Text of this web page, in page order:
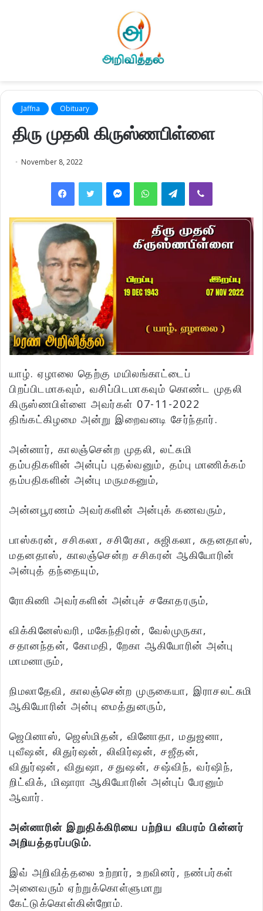
Jaffna Obituary
திரு முதலி கிருஸ்ணபிள்ளை
November 8, 2022
FacebookTwitter MessengerWhatsAppTelegramViber
யாழ். ஏழாலை தெற்கு மயிலங்காட்டைப்
பிறப்பிடமாகவும், வசிப்பிடமாகவும் கொண்ட முதலி
கிருஸ்ணபிள்ளை அவர்கள் 07-11-2022
திங்கட்கிழமை அன்று இறைவனடி சேர்ந்தார்.
அன்னார், காலஞ்சென்ற முதலி, லட்சுமி
தம்பதிகளின் அன்புப் புதல்வனும், தம்பு மாணிக்கம்
தம்பதிகளின் அன்பு மருமகனும்,
அன்னபூரணம் அவர்களின் அன்புக் கணவரும்,
பாஸ்கரன், சசிகலா, சசிரேகா, சுஜிகலா, சுதனதாஸ்,
மதனதாஸ், காலஞ்சென்ற சசிகரன் ஆகியோரின்
அன்புத் தந்தையும்,
ரோகிணி அவர்களின் அன்புச் சகோதரரும்,
விக்கினேஸ்வரி, மகேந்திரன், வேல்முருகா,
சதானந்தன், கோமதி, றேகா ஆகியோரின் அன்பு
மாமனாரும்,
நிமலாதேவி, காலஞ்சென்ற முருகையா, இராசலட்சுமி
ஆகியோரின் அன்பு மைத்துனரும்,
ஜெபினாஸ், ஜெஸ்மிதன், வினோதா, மதுஜனா,
புவீஷன், லிதுர்ஷன், லிவிர்ஷன், சஜீதன்,
விதுர்ஷன், விதுஷா, சதுஷன், சஷ்விந், வர்ஷிந்,
றிட்விக், மிஷாரா ஆகியோரின் அன்புப் பேரனும்
ஆவார்.
அன்னாரின் இறுதிக்கிரியை பற்றிய விபரம் பின்னர்
அறியத்தரப்படும்.
இவ் அறிவித்தலை உற்றார், உறவினர், நண்பர்கள்
அனைவரும் ஏற்றுக்கொள்ளுமாறு
கேட்டுக்கொள்கின்றோம்.